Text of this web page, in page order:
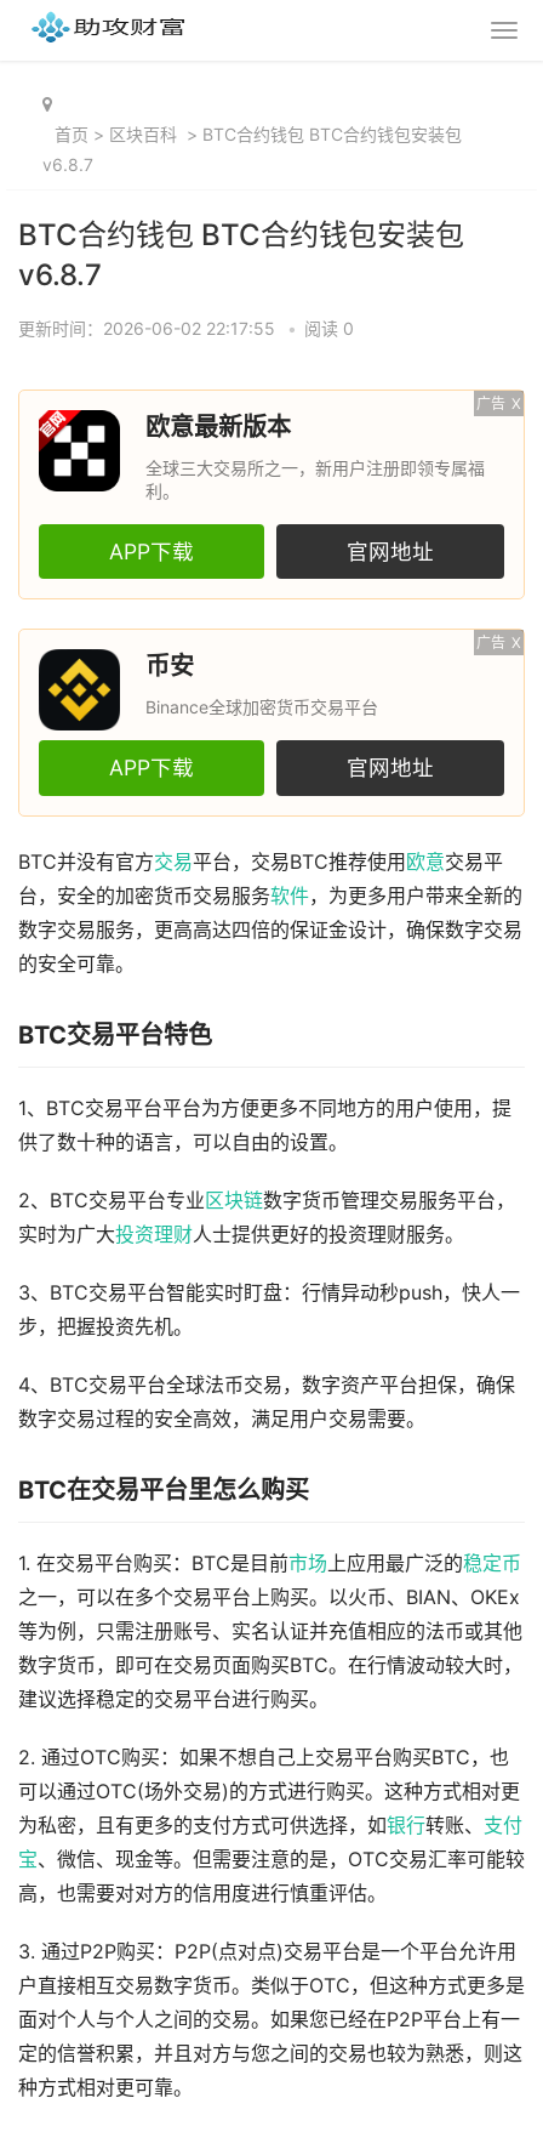
首页 > 区块百科 > BTC合约钱包 BTC合约钱包安装包
v6.8.7
BTC合约钱包 BTC合约钱包安装包
v6.8.7
更新时间：2026-06-02 22:17:55 • 阅读 0
广告 X
欧意最新版本
全球三大交易所之一，新用户注册即领专属福
利。
APP下载 官网地址
广告 X
币安
Binance全球加密货币交易平台
APP下载 官网地址
BTC并没有官方交易平台，交易BTC推荐使用 欧意交易平
台，安全的加密货币交易服务软件，为更多用户带来全新的
数字交易服务，更高高达四倍的保证金设计，确保数字交易
的安全可靠。
BTC交易平台特色
1、BTC交易平台平台为方便更多不同地方的用户使用，提
供了数十种的语言，可以自由的设置。
2、BTC交易平台专业区块链数字货币管理交易服务平台，
实时为广大投资理财人士提供更好的投资理财服务。
3、BTC交易平台智能实时盯盘：行情异动秒push，快人一
步，把握投资先机。
4、BTC交易平台全球法币交易，数字资产平台担保，确保
数字交易过程的安全高效，满足用户交易需要。
BTC在交易平台里怎么购买
1. 在交易平台购买：BTC是目前市场 上应用最广泛的稳定币
之一，可以在多个交易平台上购买。以火币、BIAN、OKEx
等为例，只需注册账号、实名认证并充值相应的法币或其他
数字货币，即可在交易页面购买BTC。在行情波动较大时，
建议选择稳定的交易平台进行购买。
2. 通过OTC购买：如果不想自己上交易平台购买BTC，也
可以通过OTC(场外交易)的方式进行购买。这种方式相对更
为私密，且有更多的支付方式可供选择，如银行转账、 支付
宝、微信、现金等。但需要注意的是，OTC交易汇率可能较
高，也需要对对方的信用度进行慎重评估。
3. 通过P2P购买：P2P(点对点)交易平台是一个平台允许用
户直接相互交易数字货币。类似于OTC，但这种方式更多是
面对个人与个人之间的交易。如果您已经在P2P平台上有一
定的信誉积累，并且对方与您之间的交易也较为熟悉，则这
种方式相对更可靠。